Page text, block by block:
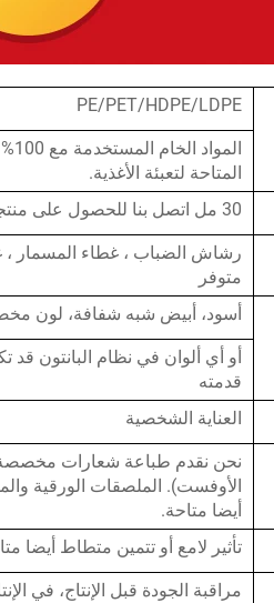
PE/PET/HDPE/LDPE
المتاحة لتعبئة الأغذية.
30 مل اتصل بنا للحصول على منتجات مخصصة
رشاش الضباب ، غطاء المسمار ،
متوفر
أسود، أبيض شبه شفافة، لون
أو أي ألوان في نظام البانتون قد
قدمته
العناية الشخصية
نحن نقدم طباعة شعارات مخصصة
الأوفست). الملصقات الورقية
أيضا متاحة.
تأثير لامع أو تتمين متطاط أيضا
مراقبة الجودة قبل الإنتاج، في